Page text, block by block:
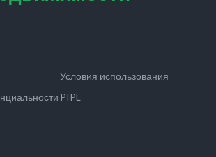
Условия использования
PIPL